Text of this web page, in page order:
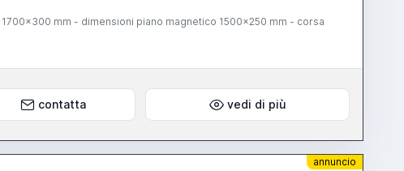
mm - dimensioni piano magnetico 1500x250 mm - corsa
contatta vedi di più
annuncio